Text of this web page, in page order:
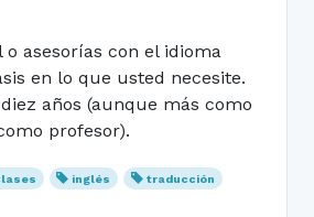
o asesorías con el idioma
en lo que usted necesite.
años (aunque más como
profesor).
inglés
traducción